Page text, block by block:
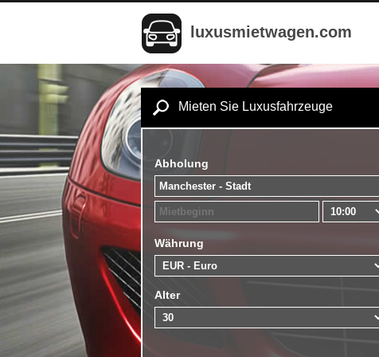
luxusmietwagen.com
Mieten Sie Luxusfahrzeuge
Abholung
Währung
Alter